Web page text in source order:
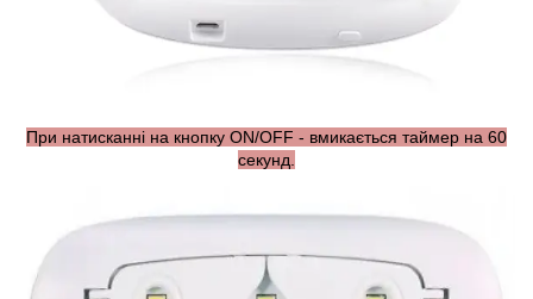
При натисканні на кнопку ON/OFF - вмикається таймер на 60
секунд.